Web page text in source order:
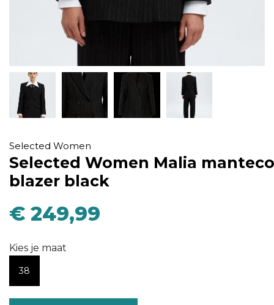
Selected Women
Selected Women Malia manteco
blazer black
€ 249,99
Kies je maat
38